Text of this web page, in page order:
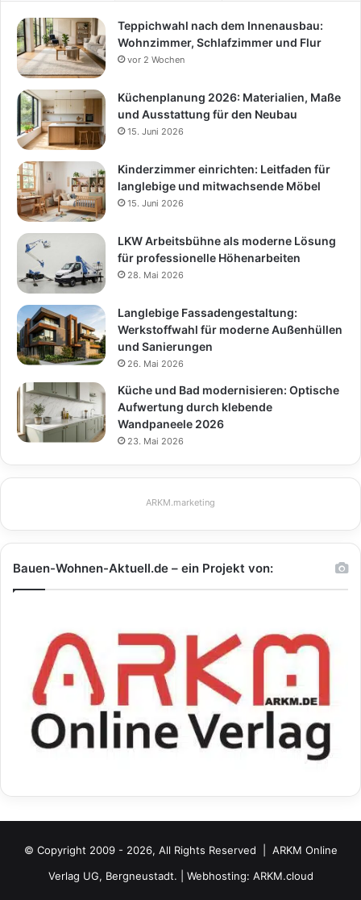
Teppichwahl nach dem Innenausbau:
Wohnzimmer, Schlafzimmer und Flur
vor 2 Wochen
Küchenplanung 2026: Materialien, Maße
und Ausstattung für den Neubau
15. Juni 2026
Kinderzimmer einrichten: Leitfaden für
langlebige und mitwachsende Möbel
15. Juni 2026
LKW Arbeitsbühne als moderne Lösung
für professionelle Höhenarbeiten
28. Mai 2026
Langlebige Fassadengestaltung:
Werkstoffwahl für moderne Außenhüllen
und Sanierungen
26. Mai 2026
Küche und Bad modernisieren: Optische
Aufwertung durch klebende
Wandpaneele 2026
23. Mai 2026
ARKM.marketing
Bauen-Wohnen-Aktuell.de – ein Projekt von:
© Copyright 2009 - 2026, All Rights Reserved | ARKM Online
Verlag UG, Bergneustadt. | Webhosting: ARKM.cloud